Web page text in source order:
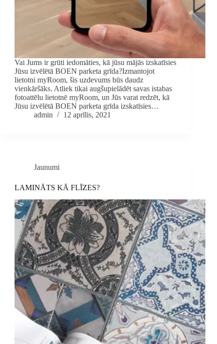
Vai Jums ir grūti iedomāties, kā jūsu mājās izskatīsies
Jūsu izvēlētā BOEN parketa grīda?Izmantojot
lietotni myRoom, šis uzdevums būs daudz
vienkāršāks. Atliek tikai augšupielādēt savas istabas
fotoattēlu lietotnē myRoom, un Jūs varat redzēt, kā
Jūsu izvēlētā BOEN parketa grīda izskatīsies…
admin
12 aprīlis, 2021
Jaunumi
LAMINĀTS KĀ FLĪZES?